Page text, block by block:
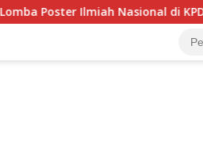
Nasional di KPDI XVII